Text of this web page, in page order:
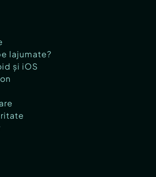
lajumate?
și iOS